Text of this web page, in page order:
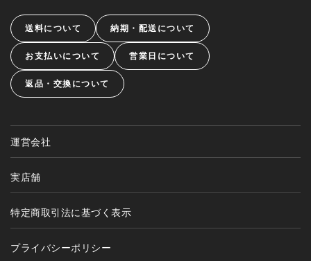
送料について 納期・配送について
お支払いについて 営業日について
返品・交換について
運営会社
実店舗
特定商取引法に基づく表示
プライバシーポリシー